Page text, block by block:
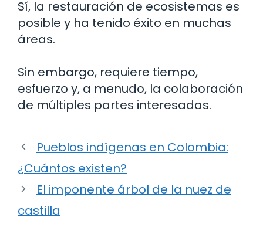
Sí, la restauración de ecosistemas es
posible y ha tenido éxito en muchas
áreas.
Sin embargo, requiere tiempo,
esfuerzo y, a menudo, la colaboración
de múltiples partes interesadas.
Pueblos indígenas en Colombia:
¿Cuántos existen?
El imponente árbol de la nuez de
castilla